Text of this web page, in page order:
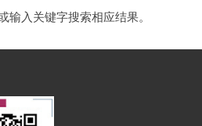
输入关键字搜索相应结果。